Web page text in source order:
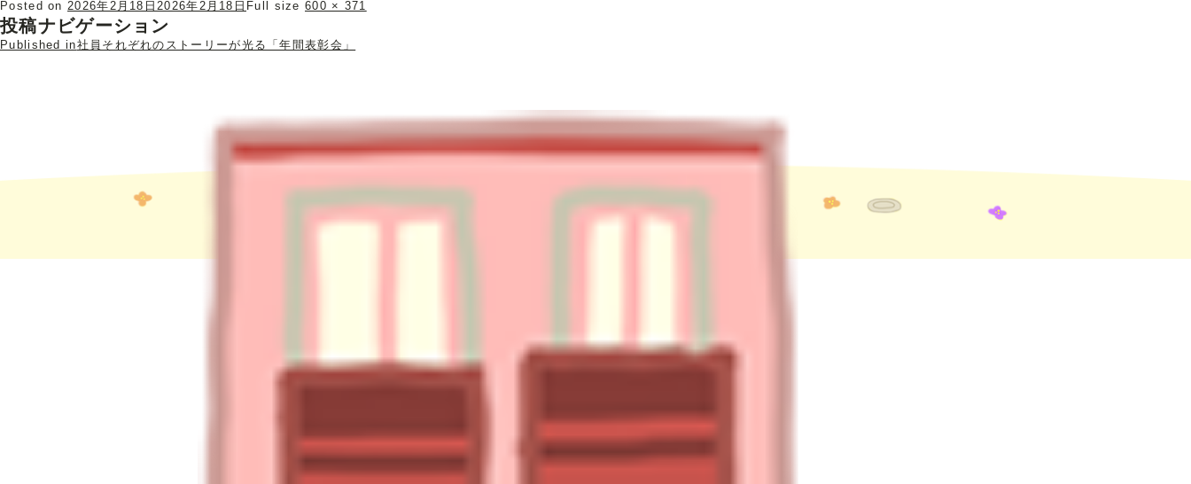
Posted on 2026年2月18日 2026年2月18日 Full size 600 × 371
投稿ナビゲーション
Published in社員それぞれのストーリーが光る「年間表彰会」